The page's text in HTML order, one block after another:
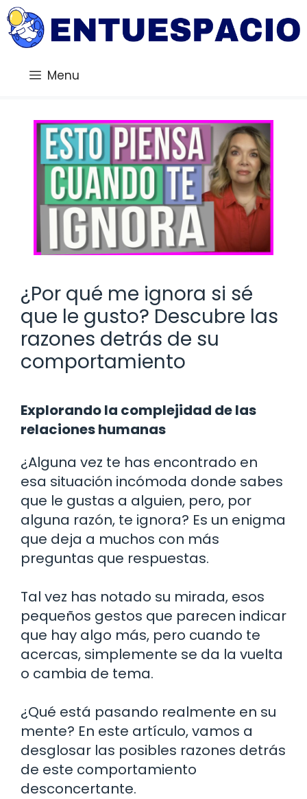
Saltar
al
contenido
Menu
¿Por qué me ignora si sé
que le gusto? Descubre las
razones detrás de su
comportamiento
Explorando la complejidad de las
relaciones humanas
¿Alguna vez te has encontrado en
esa situación incómoda donde sabes
que le gustas a alguien, pero, por
alguna razón, te ignora? Es un enigma
que deja a muchos con más
preguntas que respuestas.
Tal vez has notado su mirada, esos
pequeños gestos que parecen indicar
que hay algo más, pero cuando te
acercas, simplemente se da la vuelta
o cambia de tema.
¿Qué está pasando realmente en su
mente? En este artículo, vamos a
desglosar las posibles razones detrás
de este comportamiento
desconcertante.